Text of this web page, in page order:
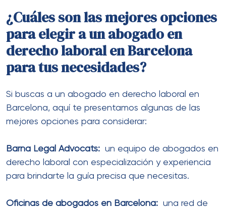
¿Cuáles son las mejores opciones
para elegir a un abogado en
derecho laboral en Barcelona
para tus necesidades?
Si buscas a un abogado en derecho laboral en
Barcelona, aquí te presentamos algunas de las
mejores opciones para considerar:
Barna Legal Advocats: un equipo de abogados en
derecho laboral con especialización y experiencia
para brindarte la guía precisa que necesitas.
Oficinas de abogados en Barcelona: una red de